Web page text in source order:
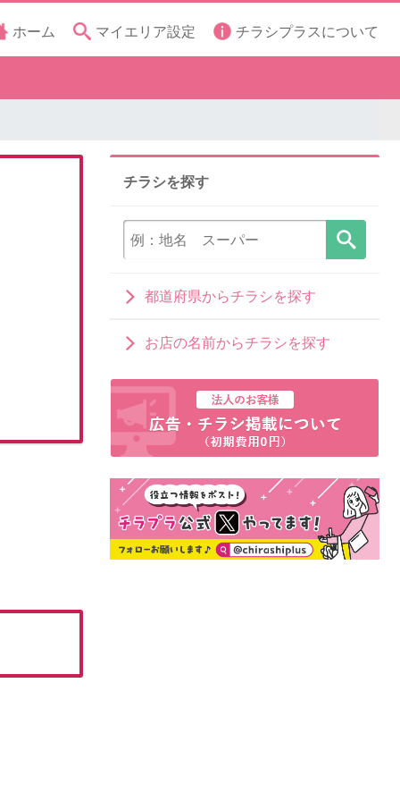
ホーム マイエリア設定 チラシプラスについて
チラシを探す
都道府県からチラシを探す
お店の名前からチラシを探す